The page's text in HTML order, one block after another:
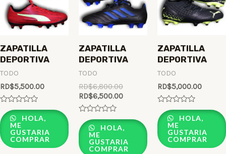
ZAPATILLA
DEPORTIVA
TODO
RD$5,500.00
Rated
0
out
5
HOLA,
ME
GUSTARIA
COMPRAR
ZAPATILLA
DEPORTIVA
TODO
RD$6,800.00
RD$6,500.00
Rated
0
out
5
HOLA,
ME
GUSTARIA
COMPRAR
ZAPATILLA
DEPORTIVA
TODO
RD$5,000.00
Rated
0
out
5
HOLA,
ME
GUSTARIA
COMPRAR